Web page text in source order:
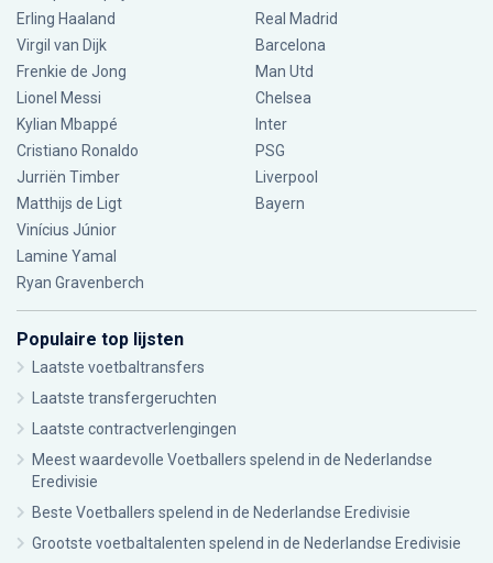
Erling Haaland
Virgil van Dijk
Frenkie de Jong
Lionel Messi
Kylian Mbappé
Cristiano Ronaldo
Jurriën Timber
Matthijs de Ligt
Vinícius Júnior
Lamine Yamal
Ryan Gravenberch
Real Madrid
Barcelona
Man Utd
Chelsea
Inter
PSG
Liverpool
Bayern
Populaire top lijsten
Laatste voetbaltransfers
Laatste transfergeruchten
Laatste contractverlengingen
Meest waardevolle Voetballers spelend in de Nederlandse
Eredivisie
Beste Voetballers spelend in de Nederlandse Eredivisie
Grootste voetbaltalenten spelend in de Nederlandse Eredivisie